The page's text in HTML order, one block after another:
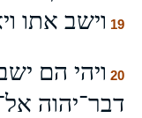
19 וישב אתו
20 ויהי הם
דבר־יהוה